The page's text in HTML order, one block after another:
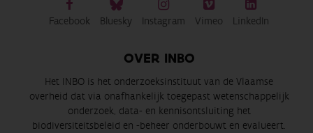
Facebook Bluesky Instagram Vimeo LinkedIn
OVER INBO
Het INBO is het onderzoeksinstituut van de Vlaamse
overheid dat via onafhankelijk toegepast wetenschappelijk
onderzoek, data- en kennisontsluiting het
biodiversiteitsbeleid en -beheer onderbouwt en evalueert.